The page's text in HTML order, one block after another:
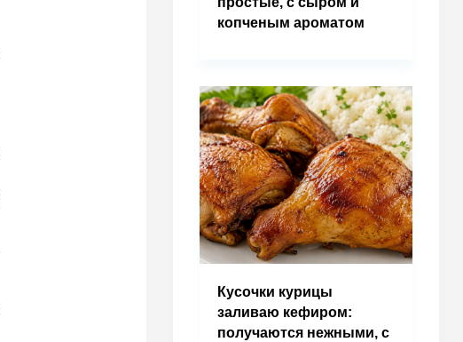
копченым ароматом
Кусочки курицы
заливаю кефиром:
получаются нежными, с